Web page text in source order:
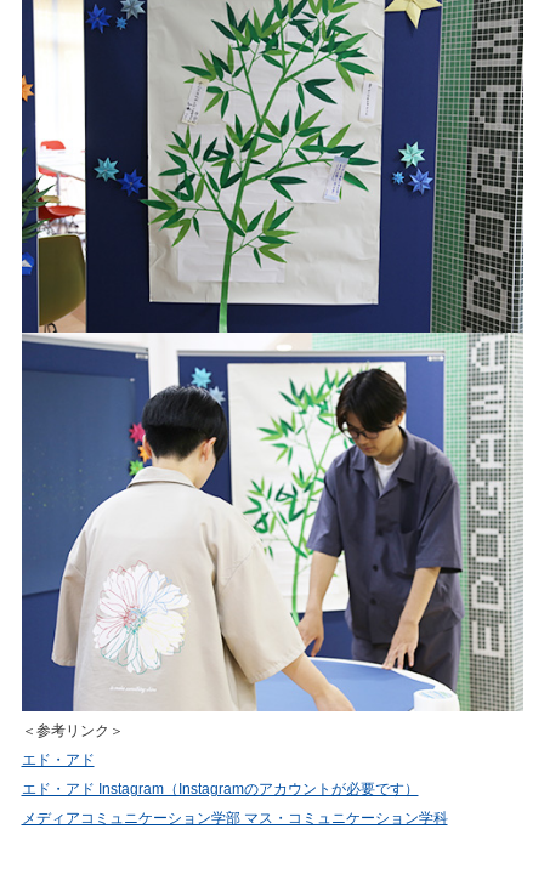
＜参考リンク＞
エド・アド
エド・アド Instagram（Instagramのアカウントが必要です）
メディアコミュニケーション学部 マス・コミュニケーション学科